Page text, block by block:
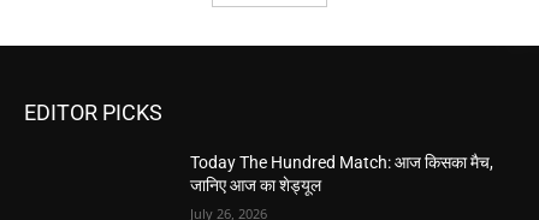
EDITOR PICKS
Today The Hundred Match: आज किसका मैच,
जानिए आज का शेड्यूल
July 26, 2026